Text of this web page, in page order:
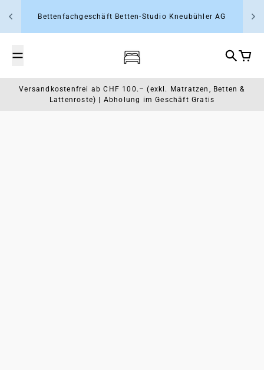
Bettenfachgeschäft Betten-Studio Kneubühler AG
Wasserbett- und Schlafcenter
Suche
Versandkostenfrei ab CHF 100.– (exkl. Matratzen, Betten &
Lattenroste) | Abholung im Geschäft Gratis